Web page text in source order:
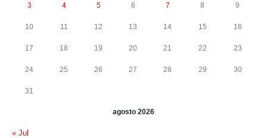
agosto 2026
3 4 5 6 7 8 9
10 11 12 13 14 15 16
17 18 19 20 21 22 23
24 25 26 27 28 29 30
31
« Jul